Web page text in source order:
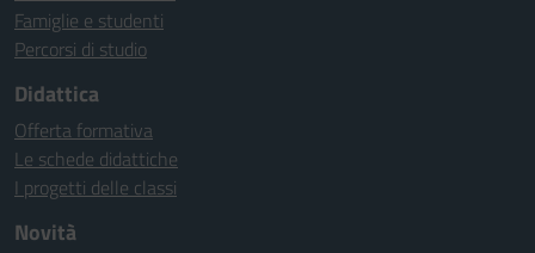
Famiglie e studenti
Percorsi di studio
Didattica
Offerta formativa
Le schede didattiche
I progetti delle classi
Novità